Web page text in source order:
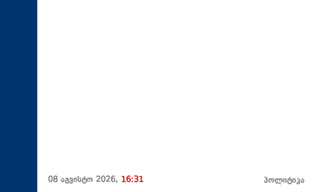
08 აგვისტო 2026, 16:31 პოლიტიკა